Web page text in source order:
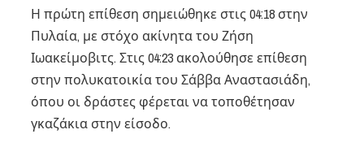
Η πρώτη επίθεση σημειώθηκε στις 04:18 στην
Πυλαία, με στόχο ακίνητα του Ζήση
Ιωακείμοβιτς. Στις 04:23 ακολούθησε επίθεση
στην πολυκατοικία του Σάββα Αναστασιάδη,
όπου οι δράστες φέρεται να τοποθέτησαν
γκαζάκια στην είσοδο.